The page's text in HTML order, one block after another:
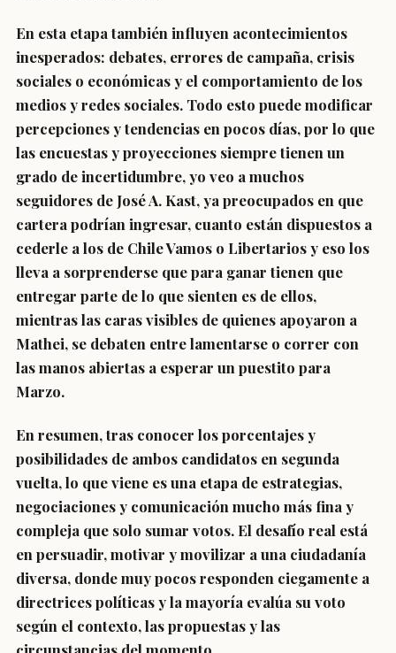
En esta etapa también influyen acontecimientos
inesperados: debates, errores de campaña, crisis
sociales o económicas y el comportamiento de los
medios y redes sociales. Todo esto puede modificar
percepciones y tendencias en pocos días, por lo que
las encuestas y proyecciones siempre tienen un
grado de incertidumbre, yo veo a muchos
seguidores de José A. Kast, ya preocupados en que
cartera podrían ingresar, cuanto están dispuestos a
cederle a los de Chile Vamos o Libertarios y eso los
lleva a sorprenderse que para ganar tienen que
entregar parte de lo que sienten es de ellos,
mientras las caras visibles de quienes apoyaron a
Mathei, se debaten entre lamentarse o correr con
las manos abiertas a esperar un puestito para
Marzo.
En resumen, tras conocer los porcentajes y
posibilidades de ambos candidatos en segunda
vuelta, lo que viene es una etapa de estrategias,
negociaciones y comunicación mucho más fina y
compleja que solo sumar votos. El desafío real está
en persuadir, motivar y movilizar a una ciudadanía
diversa, donde muy pocos responden ciegamente a
directrices políticas y la mayoría evalúa su voto
según el contexto, las propuestas y las